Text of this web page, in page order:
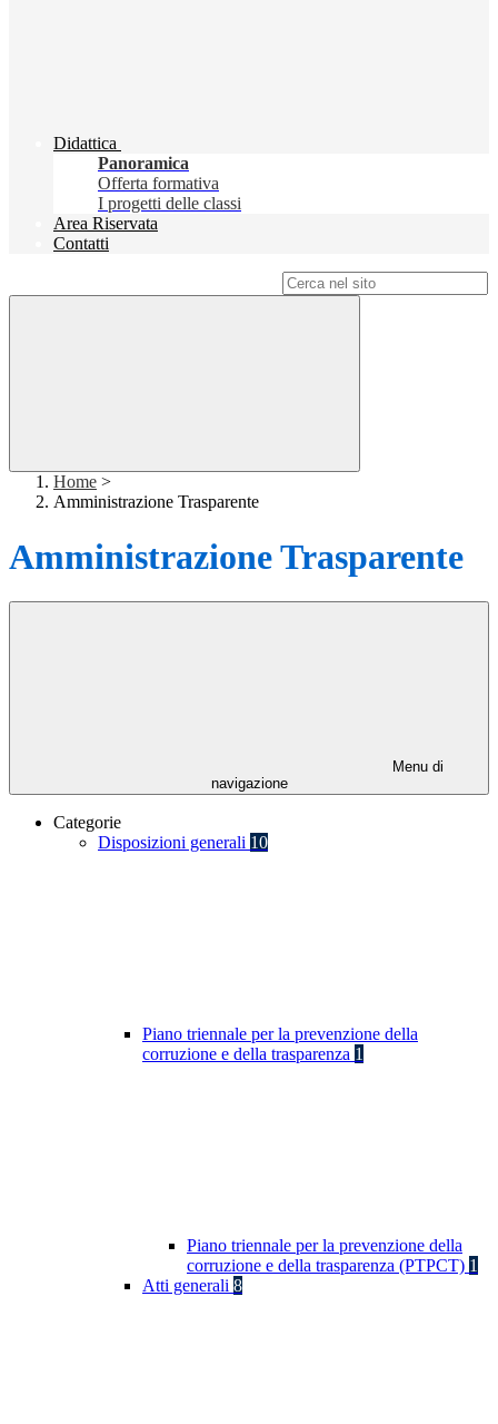
Didattica
Panoramica
Offerta formativa
I progetti delle classi
Area Riservata
Contatti
Home >
Amministrazione Trasparente
Amministrazione Trasparente
Menu di
navigazione
Categorie
Disposizioni generali 10
Piano triennale per la prevenzione della
corruzione e della trasparenza 1
Piano triennale per la prevenzione della
corruzione e della trasparenza (PTPCT) 1
Atti generali 8